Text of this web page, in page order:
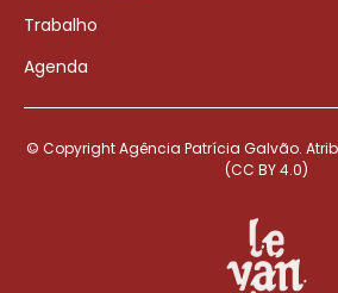
Trabalho
Agenda
© Copyright Agência Patrícia Galvão.
(CC BY 4.0)